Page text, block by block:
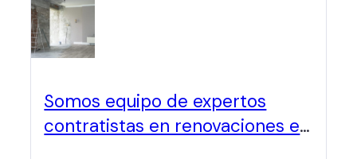
Somos equipo de expertos
contratistas en renovaciones en